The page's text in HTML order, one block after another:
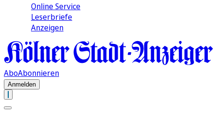
Online Service
Leserbriefe
Anzeigen
AboAbonnieren
Anmelden